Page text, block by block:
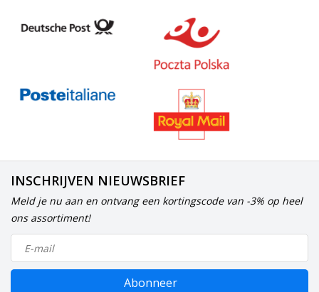
INSCHRIJVEN NIEUWSBRIEF
Meld je nu aan en ontvang een kortingscode van -3% op heel
ons assortiment!
Abonneer